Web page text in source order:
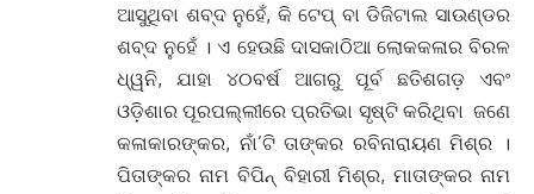
ଆସୁଥିବା ଶବ୍ଦ ନୁହେଁ, କି ଟେପ୍ ବା ଡିଜିଟାଲ ସାଉଣ୍ଡର
ଶବ୍ଦ ନୁହେଁ । ଏ ହେଉଛି ଦାସକାଠିଆ ଲୋକକଳାର ବିରଳ
ଧ୍ୱନି, ଯାହା ୪୦ବର୍ଷ ଆଗରୁ ପୂର୍ବ ଛତିଶଗଡ଼ ଏବଂ
ଓଡ଼ିଶାର ପୂରପଲ୍ଲୀରେ ପ୍ରତିଭା ସୃଷ୍ଟି କରିଥିବା ଜଣେ
କଳାକାରଙ୍କର, ନାଁ’ଟି ତାଙ୍କର ରବିନାରାୟଣ ମିଶ୍ର ।
ପିତାଙ୍କର ନାମ ବିପିନ୍ ବିହାରୀ ମିଶ୍ର, ମାତାଙ୍କର ନାମ